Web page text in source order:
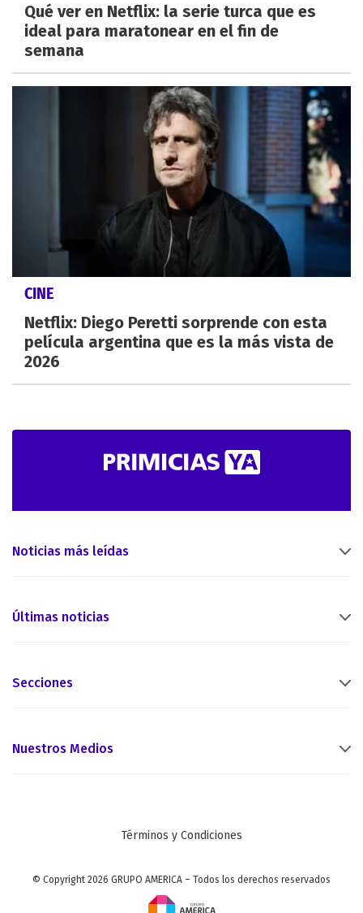
Qué ver en Netflix: la serie turca que es
ideal para maratonear en el fin de
semana
CINE
Netflix: Diego Peretti sorprende con esta
película argentina que es la más vista de
2026
Noticias más leídas
Últimas noticias
Secciones
Nuestros Medios
Términos y Condiciones
© Copyright 2026 GRUPO AMERICA – Todos los derechos reservados